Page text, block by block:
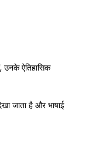
उनके ऐतिहासिक
जाता है और भाषाई